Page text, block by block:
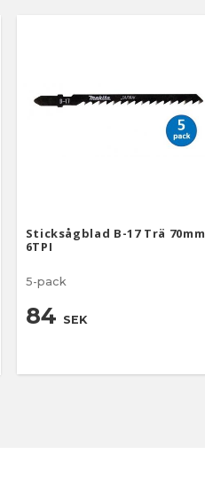
Sticksågblad B-17 Trä 70mm
6TPI
5-pack
84 SEK